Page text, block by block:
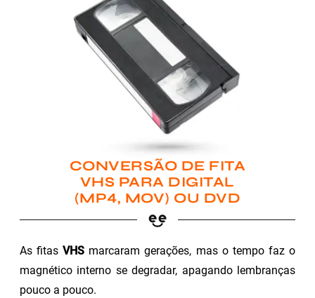
CONVERSÃO DE FITA
VHS PARA DIGITAL
(MP4, MOV) OU DVD
As fitasVHS marcaram gerações, mas o tempo faz o
magnético interno se degradar, apagando lembranças
pouco a pouco.